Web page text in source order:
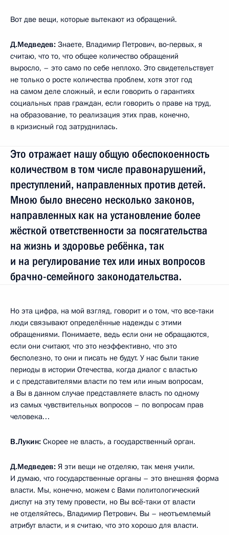
Вот две вещи, которые вытекают из обращений.
Д.Медведев: Знаете, Владимир Петрович, во‑первых, я
считаю, что то, что общее количество обращений
выросло, – это само по себе неплохо. Это свидетельствует
не только о росте количества проблем, хотя этот год
на самом деле сложный, и если говорить о гарантиях
социальных прав граждан, если говорить о праве на труд,
на образование, то реализация этих прав, конечно,
в кризисный год затруднилась.
Это отражает нашу общую обеспокоенность
количеством в том числе правонарушений,
преступлений, направленных против детей.
Мною было внесено несколько законов,
направленных как на установление более
жёсткой ответственности за посягательства
на жизнь и здоровье ребёнка, так
и на регулирование тех или иных вопросов
брачно-семейного законодательства.
Но эта цифра, на мой взгляд, говорит и о том, что все‑таки
люди связывают определённые надежды с этими
обращениями. Понимаете, ведь если они не обращаются,
если они считают, что это неэффективно, что это
бесполезно, то они и писать не будут. У нас были такие
периоды в истории Отечества, когда диалог с властью
и с представителями власти по тем или иным вопросам,
а Вы в данном случае представляете власть по одному
из самых чувствительных вопросов – по вопросам прав
человека…
В.Лукин: Скорее не власть, а государственный орган.
Д.Медведев: Я эти вещи не отделяю, так меня учили.
И думаю, что государственные органы – это внешняя форма
власти. Мы, конечно, можем с Вами политологический
диспут на эту тему провести, но Вы всё‑таки от власти
не отделяйтесь, Владимир Петрович. Вы – неотъемлемый
атрибут власти, и я считаю, что это хорошо для власти.